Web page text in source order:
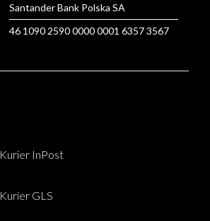
Santander Bank Polska SA
46 1090 2590 0000 0001 6357 3567
Kurier InPost
Kurier GLS